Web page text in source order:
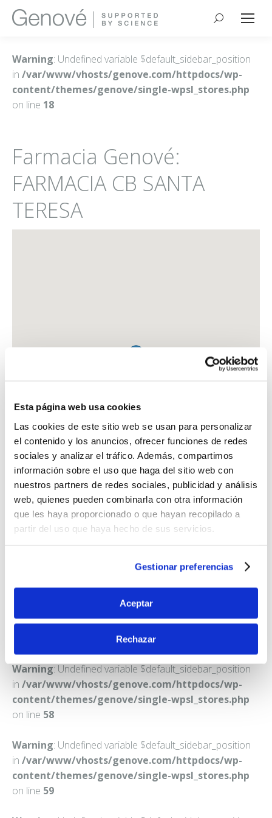
Esta página web usa cookies
Las cookies de este sitio web se usan para personalizar
el contenido y los anuncios, ofrecer funciones de redes
sociales y analizar el tráfico. Además, compartimos
información sobre el uso que haga del sitio web con
nuestros partners de redes sociales, publicidad y análisis
web, quienes pueden combinarla con otra información
que les haya proporcionado o que hayan recopilado a
partir del uso que haya hecho de sus servicios.
Gestionar preferencias
Aceptar
Rechazar
Buscar:
Warning: Undefined variable $default_sidebar_position
in /var/www/vhosts/genove.com/httpdocs/wp-
content/themes/genove/single-wpsl_stores.php
on line 18
Farmacia Genové:
FARMACIA CB SANTA
TERESA
FARMACIA CB SANTA TERESA
C. SANTA TERESA DE JESUS, 3
Warning: Undefined variable $default_sidebar_position
in /var/www/vhosts/genove.com/httpdocs/wp-
content/themes/genove/single-wpsl_stores.php
on line 58
Warning: Undefined variable $default_sidebar_position
in /var/www/vhosts/genove.com/httpdocs/wp-
content/themes/genove/single-wpsl_stores.php
on line 59